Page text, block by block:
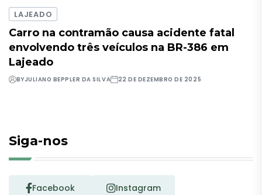
LAJEADO
Carro na contramão causa acidente fatal
envolvendo três veículos na BR-386 em
Lajeado
BYJULIANO BEPPLER DA SILVA 22 DE DEZEMBRO DE 2025
Siga-nos
Facebook Instagram